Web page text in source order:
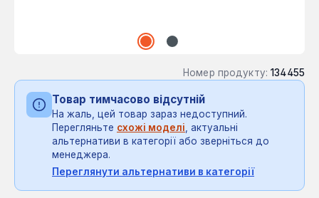
Номер продукту: 134455
Товар тимчасово відсутній
На жаль, цей товар зараз недоступний.
Перегляньте схожі моделі, актуальні
альтернативи в категорії або зверніться до
менеджера.
Переглянути альтернативи в категорії